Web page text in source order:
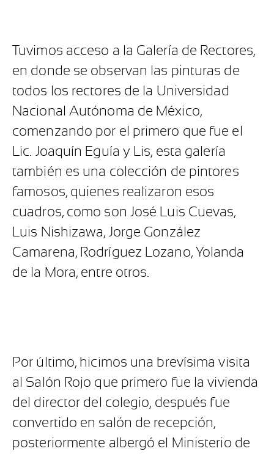
Tuvimos acceso a la Galería de Rectores,
en donde se observan las pinturas de
todos los rectores de la Universidad
Nacional Autónoma de México,
comenzando por el primero que fue el
Lic. Joaquín Eguía y Lis, esta galería
también es una colección de pintores
famosos, quienes realizaron esos
cuadros, como son José Luis Cuevas,
Luis Nishizawa, Jorge González
Camarena, Rodríguez Lozano, Yolanda
de la Mora, entre otros.
Por último, hicimos una brevísima visita
al Salón Rojo que primero fue la vivienda
del director del colegio, después fue
convertido en salón de recepción,
posteriormente albergó el Ministerio de